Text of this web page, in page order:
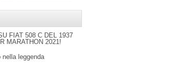
FIAT 508 C DEL 1937
MARATHON 2021!
leggenda